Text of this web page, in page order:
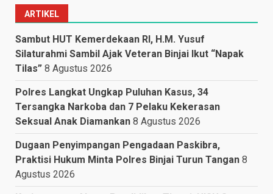
ARTIKEL
Sambut HUT Kemerdekaan RI, H.M. Yusuf
Silaturahmi Sambil Ajak Veteran Binjai Ikut “Napak
Tilas” 8 Agustus 2026
Polres Langkat Ungkap Puluhan Kasus, 34
Tersangka Narkoba dan 7 Pelaku Kekerasan
Seksual Anak Diamankan 8 Agustus 2026
Dugaan Penyimpangan Pengadaan Paskibra,
Praktisi Hukum Minta Polres Binjai Turun Tangan 8
Agustus 2026